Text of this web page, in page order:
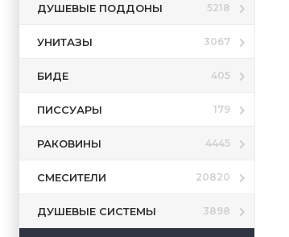
ДУШЕВЫЕ ПОДДОНЫ 5218
УНИТАЗЫ 3067
БИДЕ 405
ПИССУАРЫ 179
РАКОВИНЫ 4445
СМЕСИТЕЛИ 20820
ДУШЕВЫЕ СИСТЕМЫ 3898